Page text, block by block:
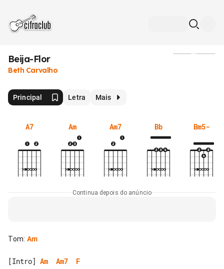
Beija-Flor
Beth Carvalho
Principal Letra Mais
A7 Am Am7 Bb Bm5-
Continua depois do anúncio
Tom: Am
[Intro] Am Am7 F